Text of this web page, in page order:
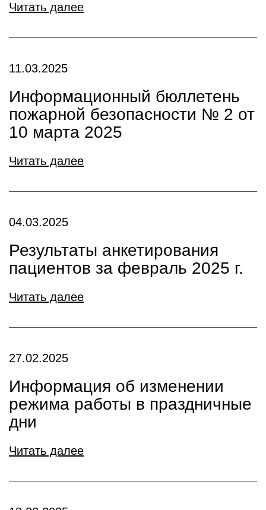
Читать далее
11.03.2025
Информационный бюллетень
пожарной безопасности № 2 от
10 марта 2025
Читать далее
04.03.2025
Результаты анкетирования
пациентов за февраль 2025 г.
Читать далее
27.02.2025
Информация об изменении
режима работы в праздничные
дни
Читать далее